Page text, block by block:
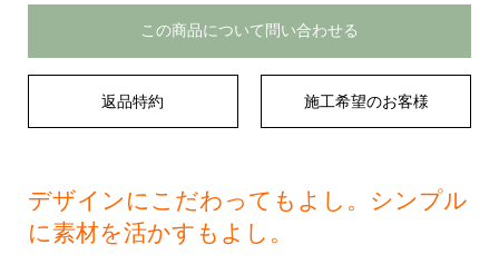
この商品について問い合わせる
返品特約 施工希望のお客様
デザインにこだわってもよし。シンプル
に素材を活かすもよし。